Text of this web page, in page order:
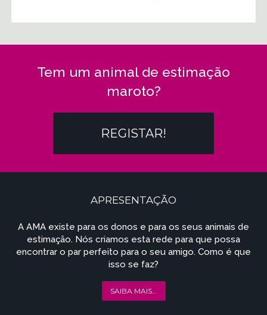
Tem um animal de estimação
maroto?
REGISTAR!
APRESENTAÇÃO
A AMA existe para os donos e para os seus animais de
estimação. Nós criamos esta rede para que possa
encontrar o par perfeito para o seu amigo. Como é que
isso se faz?
SAIBA MAIS...